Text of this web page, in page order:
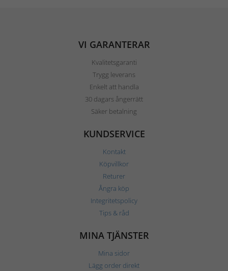
VI GARANTERAR
Kvalitetsgaranti
Trygg leverans
Enkelt att handla
30 dagars ångerrätt
Säker betalning
KUNDSERVICE
Kontakt
Köpvillkor
Returer
Ångra köp
Integritetspolicy
Tips & råd
MINA TJÄNSTER
Mina sidor
Lägg order direkt